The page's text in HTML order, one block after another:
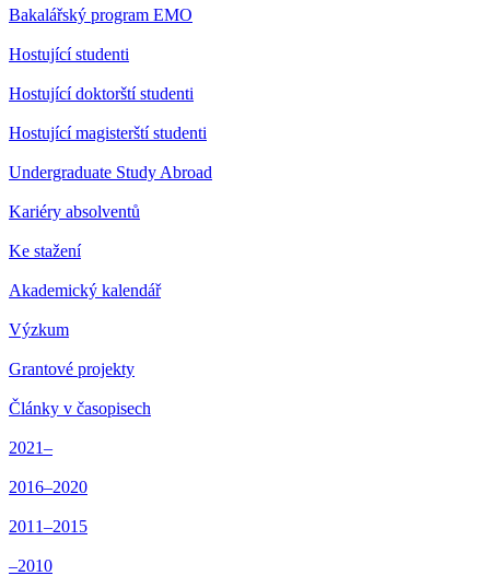
Bakalářský program EMO
Hostující studenti
Hostující doktorští studenti
Hostující magisterští studenti
Undergraduate Study Abroad
Kariéry absolventů
Ke stažení
Akademický kalendář
Výzkum
Grantové projekty
Články v časopisech
2021–
2016–2020
2011–2015
–2010